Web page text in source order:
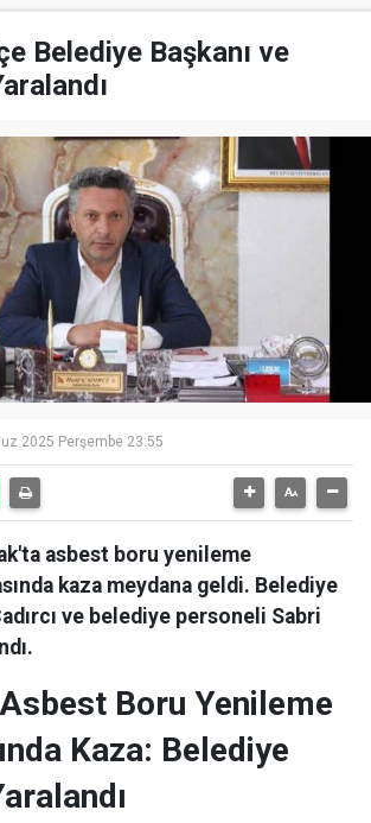
Belediye Başkanı ve
2025 Perşembe 23:55
asbest boru yenileme
kaza meydana geldi. Belediye
ve belediye personeli Sabri
Asbest Boru Yenileme
Kaza: Belediye